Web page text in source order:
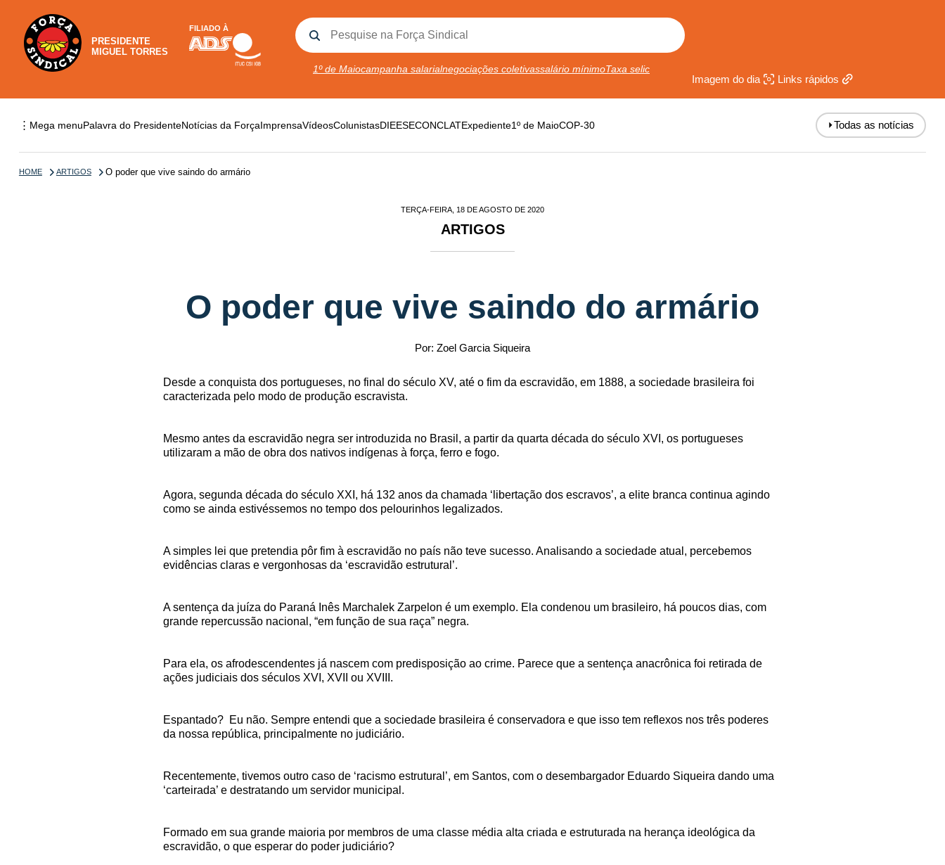
PRESIDENTE
MIGUEL TORRES
FILIADO À
1º de Maiocampanha salarialnegociações coletivassalário mínimoTaxa selic
Imagem do dia Links rápidos
⋮ Mega menuPalavra do PresidenteNotícias da ForçaImprensaVídeosColunistasDIEESECONCLATExpediente1º de MaioCOP-30 ⏵Todas as notícias
HOME ARTIGOS O poder que vive saindo do armário
TERÇA-FEIRA, 18 DE AGOSTO DE 2020
ARTIGOS
O poder que vive saindo do armário
Por: Zoel Garcia Siqueira
Desde a conquista dos portugueses, no final do século XV, até o fim da escravidão, em 1888, a sociedade brasileira foi
caracterizada pelo modo de produção escravista.
Mesmo antes da escravidão negra ser introduzida no Brasil, a partir da quarta década do século XVI, os portugueses
utilizaram a mão de obra dos nativos indígenas à força, ferro e fogo.
Agora, segunda década do século XXI, há 132 anos da chamada ‘libertação dos escravos’, a elite branca continua agindo
como se ainda estivéssemos no tempo dos pelourinhos legalizados.
A simples lei que pretendia pôr fim à escravidão no país não teve sucesso. Analisando a sociedade atual, percebemos
evidências claras e vergonhosas da ‘escravidão estrutural’.
A sentença da juíza do Paraná Inês Marchalek Zarpelon é um exemplo. Ela condenou um brasileiro, há poucos dias, com
grande repercussão nacional, “em função de sua raça” negra.
Para ela, os afrodescendentes já nascem com predisposição ao crime. Parece que a sentença anacrônica foi retirada de
ações judiciais dos séculos XVI, XVII ou XVIII.
Espantado? Eu não. Sempre entendi que a sociedade brasileira é conservadora e que isso tem reflexos nos três poderes
da nossa república, principalmente no judiciário.
Recentemente, tivemos outro caso de ‘racismo estrutural’, em Santos, com o desembargador Eduardo Siqueira dando uma
‘carteirada’ e destratando um servidor municipal.
Formado em sua grande maioria por membros de uma classe média alta criada e estruturada na herança ideológica da
escravidão, o que esperar do poder judiciário?